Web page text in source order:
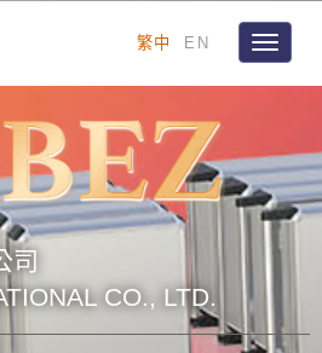
繁中 EN
Toggle
司
CO., LTD.